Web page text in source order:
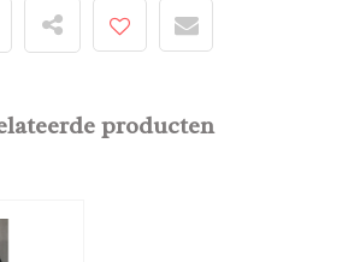
producten